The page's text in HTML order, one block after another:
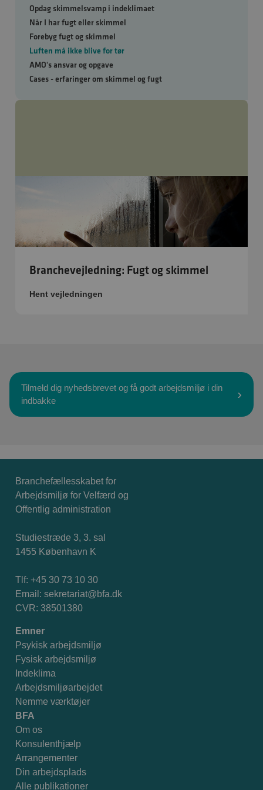
Opdag skimmelsvamp i indeklimaet
Når I har fugt eller skimmel
Forebyg fugt og skimmel
Luften må ikke blive for tør
AMO's ansvar og opgave
Cases - erfaringer om skimmel og fugt
Branchevejledning: Fugt og skimmel
Hent vejledningen
Tilmeld dig nyhedsbrevet og få godt arbejdsmiljø i din
indbakke
Branchefællesskabet for
Arbejdsmiljø for Velfærd og
Offentlig administration
Studiestræde 3, 3. sal
1455 København K
Tlf: +45 30 73 10 30
Email: sekretariat@bfa.dk
CVR: 38501380
Emner
Psykisk arbejdsmiljø
Fysisk arbejdsmiljø
Indeklima
Arbejdsmiljøarbejdet
Nemme værktøjer
BFA
Om os
Konsulenthjælp
Arrangementer
Din arbejdsplads
Alle publikationer